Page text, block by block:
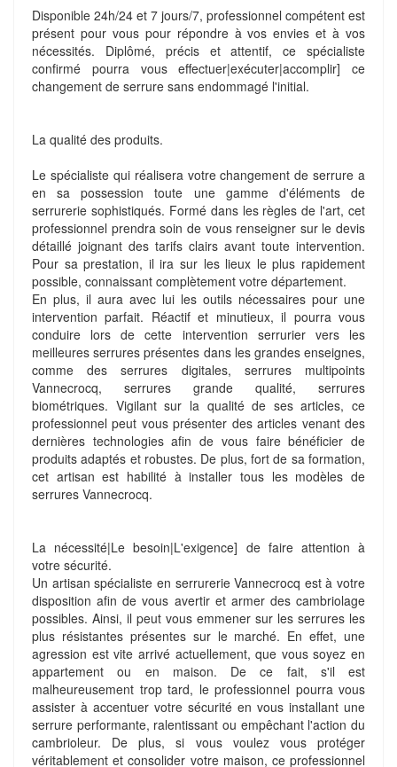
Disponible 24h/24 et 7 jours/7, professionnel compétent est
présent pour vous pour répondre à vos envies et à vos
nécessités. Diplômé, précis et attentif, ce spécialiste
confirmé pourra vous effectuer|exécuter|accomplir] ce
changement de serrure sans endommagé l'initial.
La qualité des produits.
Le spécialiste qui réalisera votre changement de serrure a
en sa possession toute une gamme d'éléments de
serrurerie sophistiqués. Formé dans les règles de l'art, cet
professionnel prendra soin de vous renseigner sur le devis
détaillé joignant des tarifs clairs avant toute intervention.
Pour sa prestation, il ira sur les lieux le plus rapidement
possible, connaissant complètement votre département.
En plus, il aura avec lui les outils nécessaires pour une
intervention parfait. Réactif et minutieux, il pourra vous
conduire lors de cette intervention serrurier vers les
meilleures serrures présentes dans les grandes enseignes,
comme des serrures digitales, serrures multipoints
Vannecrocq, serrures grande qualité, serrures
biométriques. Vigilant sur la qualité de ses articles, ce
professionnel peut vous présenter des articles venant des
dernières technologies afin de vous faire bénéficier de
produits adaptés et robustes. De plus, fort de sa formation,
cet artisan est habilité à installer tous les modèles de
serrures Vannecrocq.
La nécessité|Le besoin|L'exigence] de faire attention à
votre sécurité.
Un artisan spécialiste en serrurerie Vannecrocq est à votre
disposition afin de vous avertir et armer des cambriolage
possibles. Ainsi, il peut vous emmener sur les serrures les
plus résistantes présentes sur le marché. En effet, une
agression est vite arrivé actuellement, que vous soyez en
appartement ou en maison. De ce fait, s'il est
malheureusement trop tard, le professionnel pourra vous
assister à accentuer votre sécurité en vous installant une
serrure performante, ralentissant ou empêchant l'action du
cambrioleur. De plus, si vous voulez vous protéger
véritablement et consolider votre maison, ce professionnel